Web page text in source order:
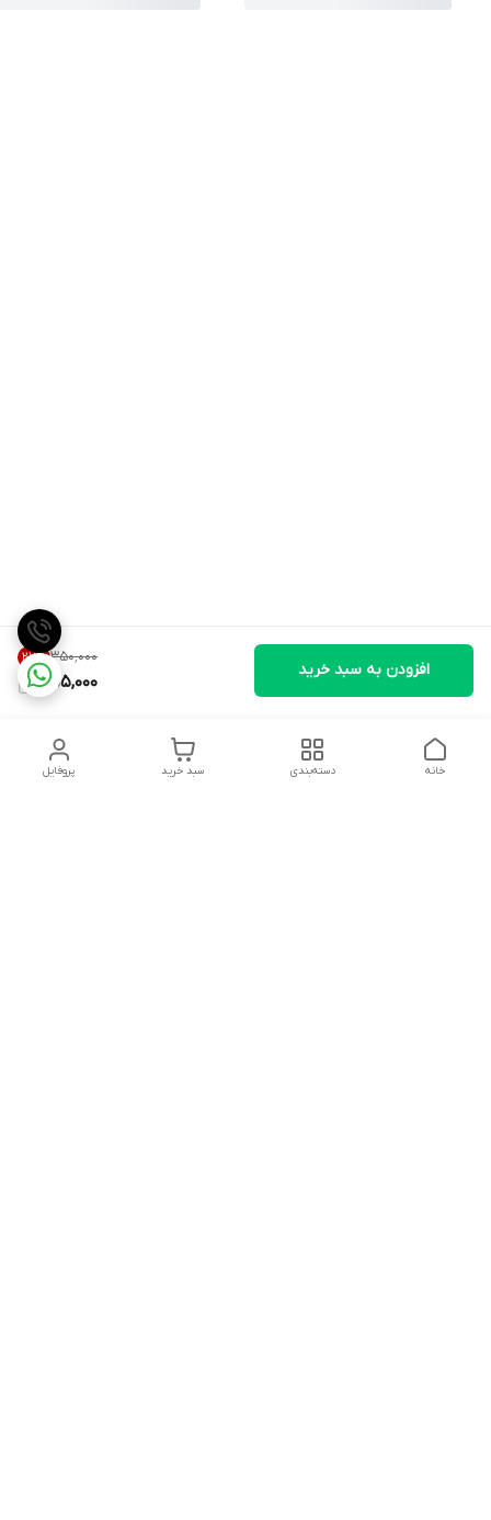
۳۵۰٬۰۰۰ 27%
255,000
افزودن به سبد خرید
پروفایل سبد خرید دسته‌بندی خانه